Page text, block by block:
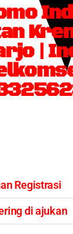
|
Registrasi
di ajukan